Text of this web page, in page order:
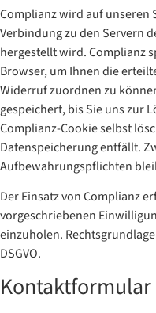
Complianz wird auf unseren
Verbindung zu den Servern
hergestellt wird. Complianz
Browser, um Ihnen die
Widerruf zuordnen zu
gespeichert, bis Sie uns zur
Complianz-Cookie selbst
Datenspeicherung entfällt.
Aufbewahrungspflichten
Der Einsatz von Complianz
vorgeschriebenen
einzuholen.
DSGVO.
Kontaktformular